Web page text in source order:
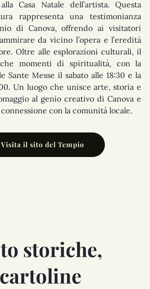
Casa Natale dell’artista. Questa
rappresenta una testimonianza
di Canova, offrendo ai visitatori
da vicino l’opera e l’eredità
Oltre alle esplorazioni culturali, il
momenti di spiritualità, con la
Sante Messe il sabato alle 18:30 e la
Un luogo che unisce arte, storia e
al genio creativo di Canova e
con la comunità locale.
Visita il sito del Tempio
storiche,
cartoline